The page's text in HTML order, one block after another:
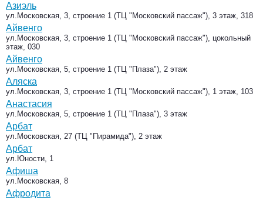
Азиэль
ул.Московская, 3, строение 1 (ТЦ "Московский пассаж"), 3 этаж, 318
Айвенго
ул.Московская, 3, строение 1 (ТЦ "Московский пассаж"), цокольный
этаж, 030
Айвенго
ул.Московская, 5, строение 1 (ТЦ "Плаза"), 2 этаж
Аляска
ул.Московская, 3, строение 1 (ТЦ "Московский пассаж"), 1 этаж, 103
Анастасия
ул.Московская, 5, строение 1 (ТЦ "Плаза"), 3 этаж
Арбат
ул.Московская, 27 (ТЦ "Пирамида"), 2 этаж
Арбат
ул.Юности, 1
Афиша
ул.Московская, 8
Афродита